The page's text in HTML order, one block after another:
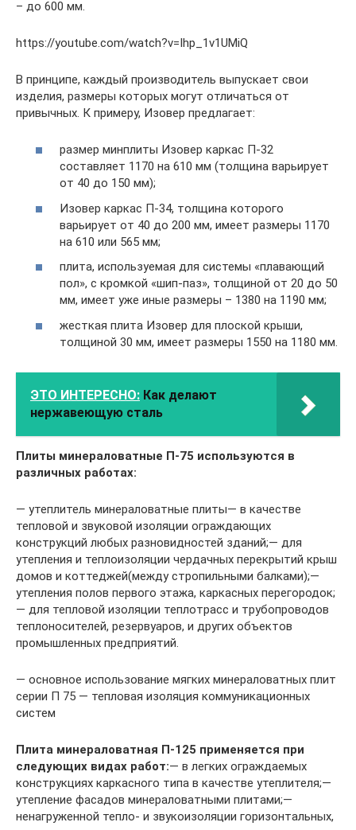
– до 600 мм.
https://youtube.com/watch?v=Ihp_1v1UMiQ
В принципе, каждый производитель выпускает свои
изделия, размеры которых могут отличаться от
привычных. К примеру, Изовер предлагает:
размер минплиты Изовер каркас П-32
составляет 1170 на 610 мм (толщина варьирует
от 40 до 150 мм);
Изовер каркас П-34, толщина которого
варьирует от 40 до 200 мм, имеет размеры 1170
на 610 или 565 мм;
плита, используемая для системы «плавающий
пол», с кромкой «шип-паз», толщиной от 20 до 50
мм, имеет уже иные размеры – 1380 на 1190 мм;
жесткая плита Изовер для плоской крыши,
толщиной 30 мм, имеет размеры 1550 на 1180 мм.
ЭТО ИНТЕРЕСНО: Как делают
нержавеющую сталь
Плиты минераловатные П-75 используются в
различных работах:
— утеплитель минераловатные плиты— в качестве
тепловой и звуковой изоляции ограждающих
конструкций любых разновидностей зданий;— для
утепления и теплоизоляции чердачных перекрытий крыш
домов и коттеджей(между стропильными балками);—
утепления полов первого этажа, каркасных перегородок;
— для тепловой изоляции теплотрасс и трубопроводов
теплоносителей, резервуаров, и других объектов
промышленных предприятий.
— основное использование мягких минераловатных плит
серии П 75 — тепловая изоляция коммуникационных
систем
Плита минераловатная П-125 применяется при
следующих видах работ:— в легких ограждаемых
конструкциях каркасного типа в качестве утеплителя;—
утепление фасадов минераловатными плитами;—
ненагруженной тепло- и звукоизоляции горизонтальных,